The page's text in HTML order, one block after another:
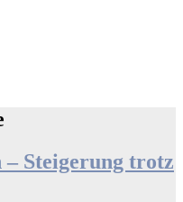
Steigerung trotz